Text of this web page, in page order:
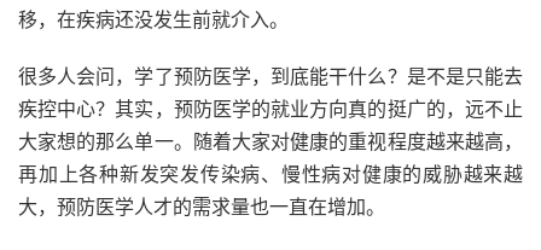
移，在疾病还没发生前就介入。
很多人会问，学了预防医学，到底能干什么？是不是只能去
疾控中心？其实，预防医学的就业方向真的挺广的，远不止
大家想的那么单一。随着大家对健康的重视程度越来越高，
再加上各种新发突发传染病、慢性病对健康的威胁越来越
大，预防医学人才的需求量也一直在增加。